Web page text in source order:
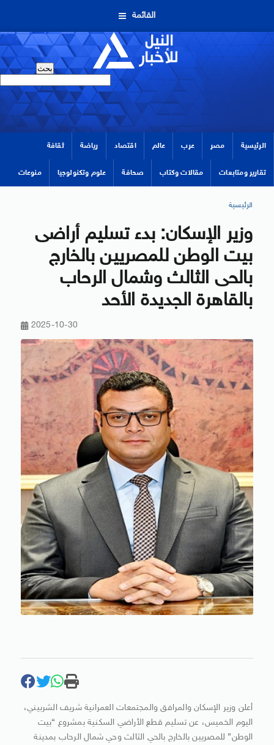
القائمة
الرئيسية مصر عرب عالم اقتصاد رياضة ثقافة
تقارير ومتابعات مقالات وكتاب صحافة علوم وتكنولوجيا منوعات
الرئيسية
وزير الإسكان: بدء تسليم أراضى
بيت الوطن للمصريين بالخارج
بالحى الثالث وشمال الرحاب
بالقاهرة الجديدة الأحد
2025-10-30
أعلن وزير الإسكان والمرافق والمجتمعات العمرانية شريف الشربيني،
اليوم الخميس، عن تسليم قطع الأراضي السكنية بمشروع “بيت
الوطن” للمصريين بالخارج بالحي الثالث وحي شمال الرحاب بمدينة